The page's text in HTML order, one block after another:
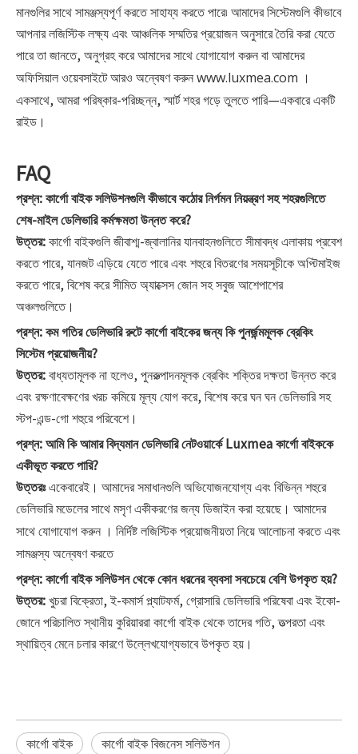
মানগুলির সাথে সামঞ্জস্যপূর্ণ করতে সাহায্য করতে পারে৷ আমাদের সিস্টেমগুলি কীভাবে
আপনার লজিস্টিক লক্ষ্য এবং আঞ্চলিক সম্মতির প্রয়োজন অনুসারে তৈরি করা যেতে
পারে তা জানতে, অনুগ্রহ করেআমাদের সাথে যোগাযোগ করুনবা আমাদের
অফিসিয়াল ওয়েবসাইটে আরও অন্বেষণ করুনwww.luxmea.com ।
একসাথে, আমরা পরিষ্কার-পরিচ্ছন্ন, স্মার্ট শহর গড়ে তুলতে পারি—একবারে একটি
রাইড।
FAQ
প্রশ্ন:কার্গো বাইক সলিউশনগুলি কীভাবে কঠোর নির্গমন নিয়ন্ত্রণ সহ শহরগুলিতে
শেষ-মাইল ডেলিভারি কর্মক্ষমতা উন্নত করে?
উত্তর:কার্গো বাইকগুলি জীবাশ্ম-জ্বালানির যানবাহনগুলিতে সীমাবদ্ধ এলাকায় প্রবেশ
করতে পারে, যানজট এড়িয়ে যেতে পারে এবং শহুরে বিতরণের সময়সূচীকে অপ্টিমাইজ
করতে পারে, বিশেষ করে সীমিত অ্যাক্সেস জোন সহ সবুজ আশেপাশের
অঞ্চলগুলিতে।
প্রশ্ন:কম গতির ডেলিভারি রুটে কার্গো বাইকের জন্য কি পুনর্জন্মমূলক ব্রেকিং
সিস্টেম প্রয়োজনীয়?
উত্তর:বাধ্যতামূলক না হলেও, পুনরুত্পাদনমূলক ব্রেকিং শক্তির দক্ষতা উন্নত করে
এবং রক্ষণাবেক্ষণের খরচ কমিয়ে মূল্য যোগ করে, বিশেষ করে ঘন ঘন ডেলিভারি সহ
স্টপ-এন্ড-গো শহুরে পরিবেশে।
প্রশ্ন:আমি কি আমার বিদ্যমান ডেলিভারি নেটওয়ার্কে Luxmea কার্গো বাইককে
একীভূত করতে পারি?
উত্তরঃএকেবারেই। আমাদের সমাধানগুলি অভিযোজনযোগ্য এবং বিভিন্ন শহুরে
ডেলিভারি মডেলের সাথে মসৃণ একীকরণের জন্য ডিজাইন করা হয়েছে। আমাদের
সাথে যোগাযোগ করুন । নির্দিষ্ট লজিস্টিক প্রয়োজনীয়তা নিয়ে আলোচনা করতে এবং
সামঞ্জস্য অন্বেষণ করতে
প্রশ্ন:কার্গো বাইক সলিউশন থেকে কোন ধরনের ব্যবসা সবচেয়ে বেশি উপকৃত হয়?
উত্তর:খুচরা বিক্রেতা, ই-কমার্স প্ল্যাটফর্ম, গ্রোসারি ডেলিভারি পরিষেবা এবং ইকো-
জোনে পরিচালিত স্থানীয় কুরিয়াররা কার্গো বাইক থেকে তাদের গতি, তত্পরতা এবং
স্থায়িত্ব মেনে চলার কারণে উল্লেখযোগ্যভাবে উপকৃত হয়।
কার্গো বাইক
কার্গো বাইক বিজনেস সলিউশন